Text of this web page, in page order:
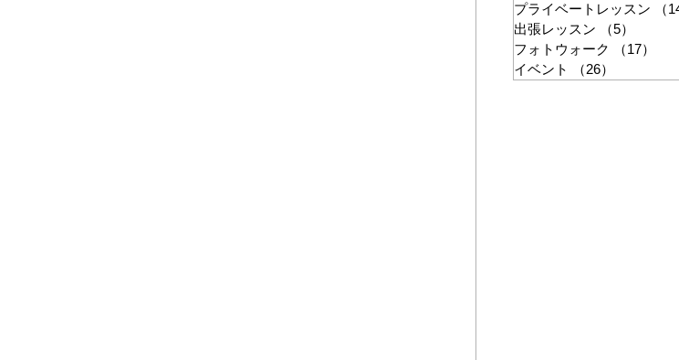
プライベートレッスン
（
出張レッスン
（5）
フォトウォーク
（17）
イベント
（26）